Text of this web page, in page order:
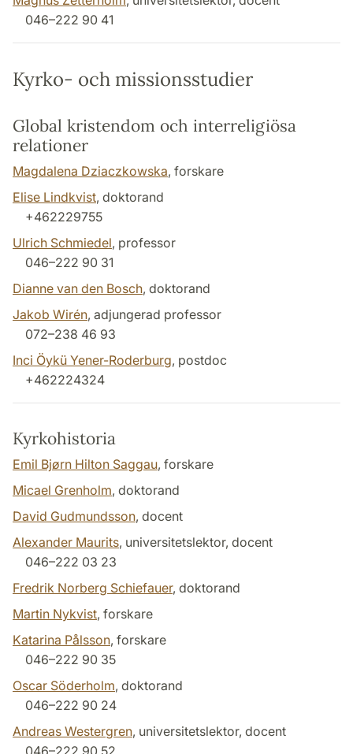
046–222 90 41
Kyrko- och missionsstudier
Global kristendom och interreligiösa
relationer
Magdalena Dziaczkowska, forskare
Elise Lindkvist, doktorand
+462229755
Ulrich Schmiedel, professor
046–222 90 31
Dianne van den Bosch, doktorand
Jakob Wirén, adjungerad professor
072–238 46 93
Inci Öykü Yener-Roderburg, postdoc
+462224324
Kyrkohistoria
Emil Bjørn Hilton Saggau, forskare
Micael Grenholm, doktorand
David Gudmundsson, docent
Alexander Maurits, universitetslektor, docent
046–222 03 23
Fredrik Norberg Schiefauer, doktorand
Martin Nykvist, forskare
Katarina Pålsson, forskare
046–222 90 35
Oscar Söderholm, doktorand
046–222 90 24
Andreas Westergren, universitetslektor, docent